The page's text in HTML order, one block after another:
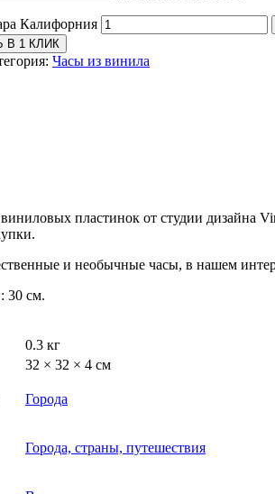
Калифорния
В 1 КЛИК
Часы из винила
пластинок от студии дизайна
и необычные часы, в нашем
30 см.
0.3 кг
32 × 32 × 4 см
Города
Города, страны, путешествия